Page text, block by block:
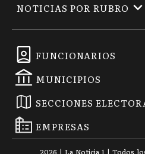
FUNCIONARIOS
MUNICIPIOS
SECCIONES
EMPRESAS
NOTICIAS POR RUBRO
2026 | La Noticia 1 | Todos